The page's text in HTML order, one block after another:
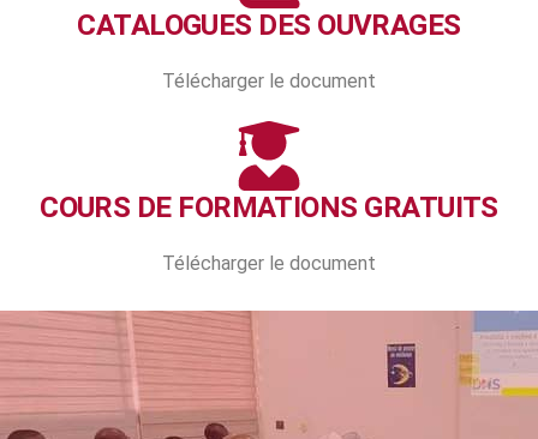
CATALOGUES DES OUVRAGES
Télécharger le document
COURS DE FORMATIONS GRATUITS
Télécharger le document